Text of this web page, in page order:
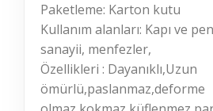
Paketleme: Karton kutu
Kullanım alanları: Kapı ve
sanayii, menfezler,
Özellikleri : Dayanıklı,Uzun
ömürlü,paslanmaz,deforme